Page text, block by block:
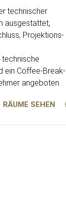
technischer
ausgestattet,
Projektions-
technische
ein Coffee-Break-
angeboten.
RÄUME SEHEN